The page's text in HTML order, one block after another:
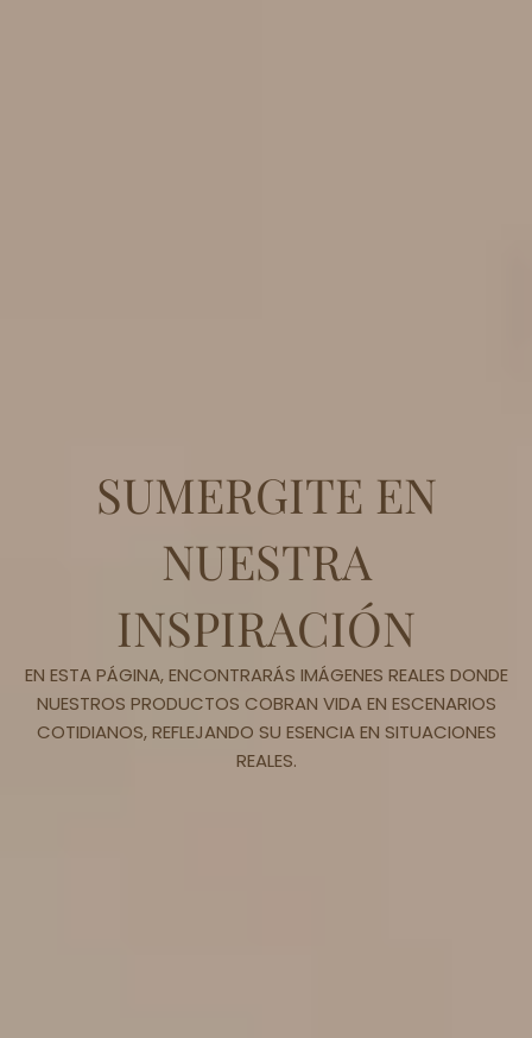
SUMERGITE EN
NUESTRA
INSPIRACIÓN
EN ESTA PÁGINA, ENCONTRARÁS IMÁGENES REALES DONDE
NUESTROS PRODUCTOS COBRAN VIDA EN ESCENARIOS
COTIDIANOS, REFLEJANDO SU ESENCIA EN SITUACIONES
REALES.